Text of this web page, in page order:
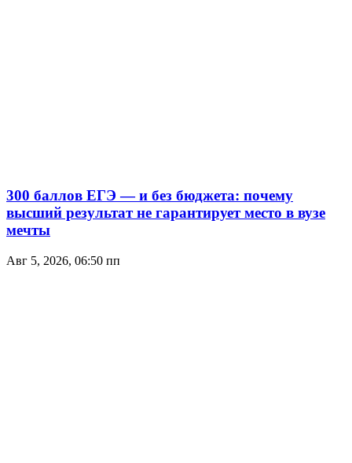
300 баллов ЕГЭ — и без бюджета: почему
высший результат не гарантирует место в вузе
мечты
Авг 5, 2026, 06:50 пп